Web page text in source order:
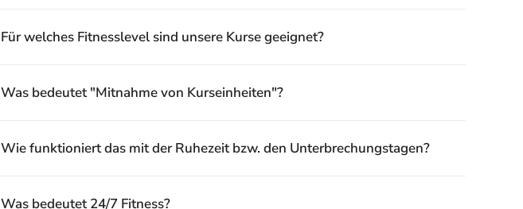
Für welches Fitnesslevel sind unsere Kurse geeignet?
Was bedeutet "Mitnahme von Kurseinheiten"?
Wie funktioniert das mit der Ruhezeit bzw. den Unterbrechungstagen?
Was bedeutet 24/7 Fitness?